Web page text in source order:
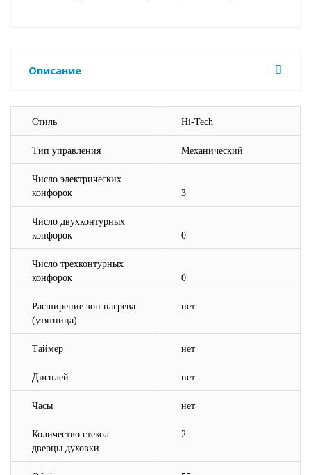
Описание
Стиль Hi-Tech
Тип управления Механический
Число электрических
конфорок
3
Число двухконтурных
конфорок
0
Число трехконтурных
конфорок
0
Расширение зон нагрева
(утятница)
нет
Таймер нет
Дисплей нет
Часы нет
Количество стекол
дверцы духовки
2